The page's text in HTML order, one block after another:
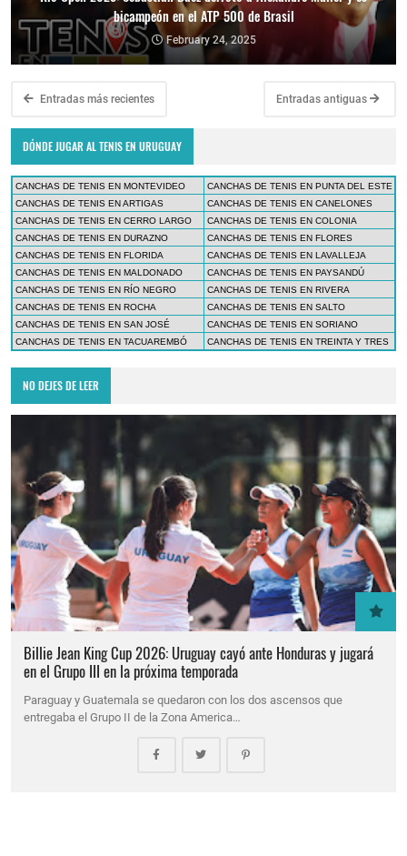
bicampeón en el ATP 500 de Brasil
February 24, 2025
Entradas más recientes Entradas antiguas
DÓNDE JUGAR AL TENIS EN URUGUAY
CANCHAS DE TENIS EN MONTEVIDEO
CANCHAS DE TENIS EN PUNTA DEL ESTE
CANCHAS DE TENIS EN ARTIGAS
CANCHAS DE TENIS EN CANELONES
CANCHAS DE TENIS EN CERRO LARGO
CANCHAS DE TENIS EN COLONIA
CANCHAS DE TENIS EN DURAZNO
CANCHAS DE TENIS EN FLORES
CANCHAS DE TENIS EN FLORIDA
CANCHAS DE TENIS EN LAVALLEJA
CANCHAS DE TENIS EN MALDONADO
CANCHAS DE TENIS EN PAYSANDÚ
CANCHAS DE TENIS EN RÍO NEGRO
CANCHAS DE TENIS EN RIVERA
CANCHAS DE TENIS EN ROCHA
CANCHAS DE TENIS EN SALTO
CANCHAS DE TENIS EN SAN JOSÉ
CANCHAS DE TENIS EN SORIANO
CANCHAS DE TENIS EN TACUAREMBÓ
CANCHAS DE TENIS EN TREINTA Y TRES
NO DEJES DE LEER
Billie Jean King Cup 2026: Uruguay cayó ante Honduras y jugará
en el Grupo III en la próxima temporada
Paraguay y Guatemala se quedaron con los dos ascensos que
entregaba el Grupo II de la Zona America…